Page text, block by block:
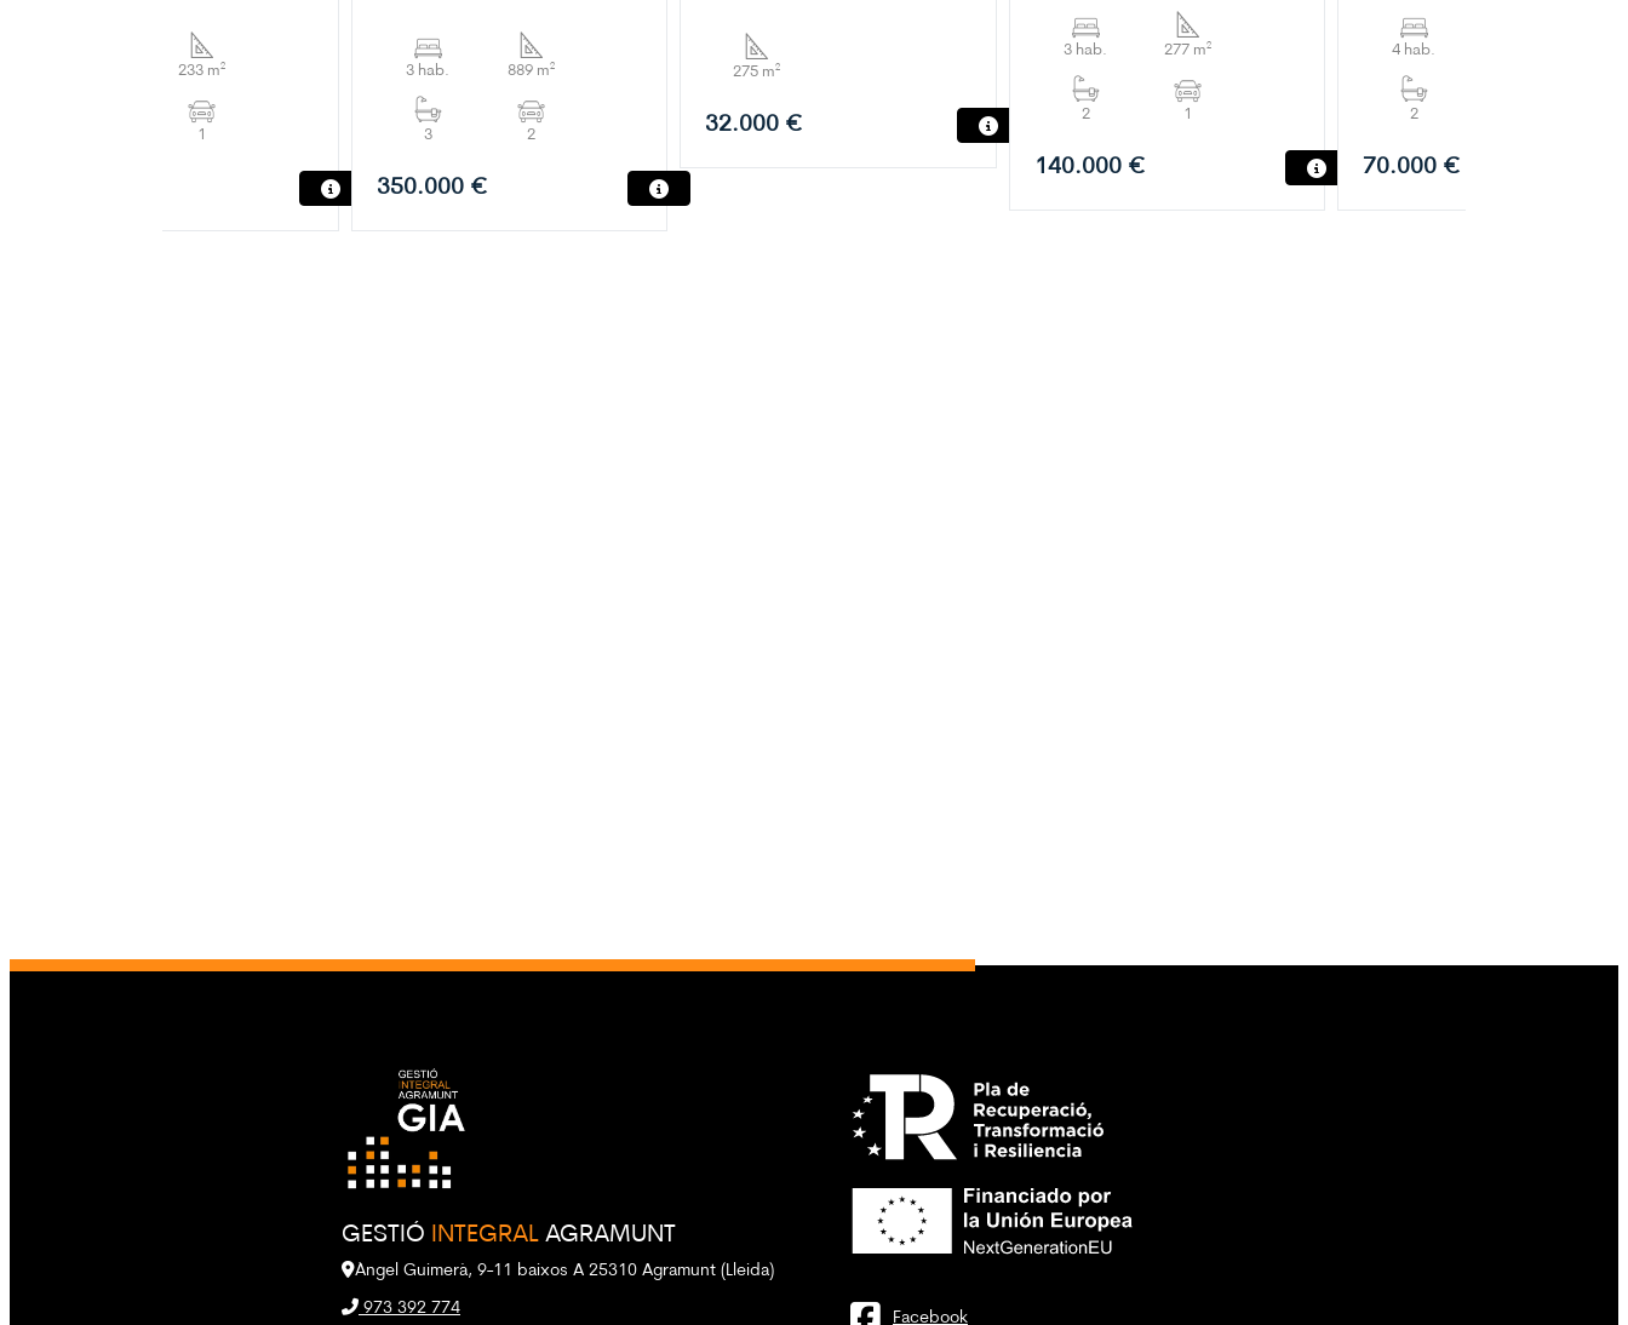
233 m²
1
3 hab. 889 m²
3 2
350.000 €
275 m²
32.000 €
3 hab. 277 m²
2 1
140.000 €
4 hab.
2
70.000 €
GESTIÓ INTEGRAL AGRAMUNT
Àngel Guimerà, 9-11 baixos A 25310 Agramunt (Lleida)
973 392 774
Facebook